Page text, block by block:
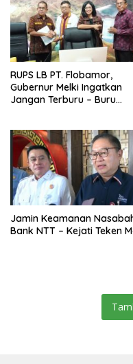
RUPS LB PT. Flobamor,
Gubernur Melki Ingatkan
Jangan Terburu – Buru
Jamin Keamanan
Bank NTT – Kejati Teken